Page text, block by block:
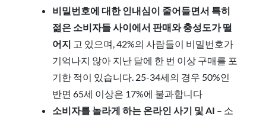
비밀번호에 대한 인내심이 줄어들면서 특히
젊은 소비자들 사이에서 판매와 충성도가 떨
어지 고 있으며, 42%의 사람들이 비밀번호가
기억나지 않아 지난 달에 한 번 이상 구매를 포
기한 적이 있습니다. 25-34세의 경우 50%인
반면 65세 이상은 17%에 불과합니다
소비자를 놀라게 하는 온라인 사기 및 AI – 소